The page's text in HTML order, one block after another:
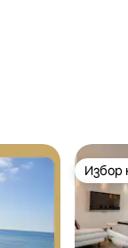
Избор
Избор